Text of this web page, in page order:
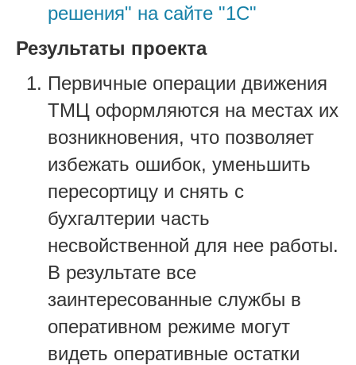
решения" на сайте "1С"
Результаты проекта
Первичные операции движения
ТМЦ оформляются на местах их
возникновения, что позволяет
избежать ошибок, уменьшить
пересортицу и снять с
бухгалтерии часть
несвойственной для нее работы.
В результате все
заинтересованные службы в
оперативном режиме могут
видеть оперативные остатки